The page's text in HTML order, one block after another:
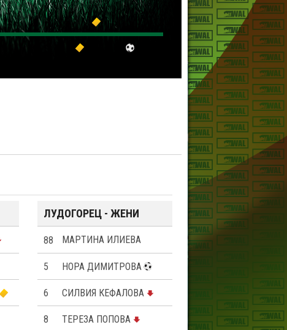
ЛУДОГОРЕЦ - ЖЕНИ
88 МАРТИНА ИЛИЕВА
5 НОРА ДИМИТРОВА
6 СИЛВИЯ КЕФАЛОВА
8 ТЕРЕЗА ПОПОВA